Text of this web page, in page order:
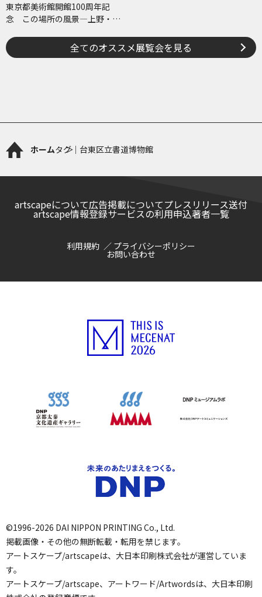
東京都美術館開館100周年記
念 この場所の風景―上野・大
全てのオススメ展覧会を見る
ホームタグ｜台東区立書道博物館
artscapeについて広告掲載についてプレスリリース送付
artscape情報登録サービスの利用申込著者一覧
利用規約 プライバシーポリシー
お問い合わせ
©1996-2026 DAI NIPPON PRINTING Co., Ltd.
掲載画像・その他の無断転載・転用を禁じます。
アートスケープ/artscapeは、大日本印刷株式会社が運営していま
す。
アートスケープ/artscape、アートワード/Artwordsは、大日本印刷